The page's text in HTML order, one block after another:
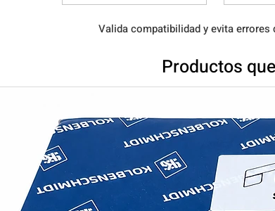
Valida compatibilidad y evita
Productos